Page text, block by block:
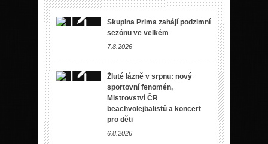
Skupina Prima zahájí podzimní
sezónu ve velkém
7.8.2026
Žluté lázně v srpnu: nový
sportovní fenomén,
Mistrovství ČR
beachvolejbalistů a koncert
pro děti
6.8.2026